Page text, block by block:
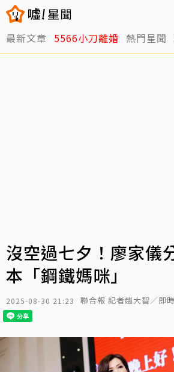
最新文章 5566小刀離婚 熱門星聞
沒空過七夕！廖家儀
本「鋼鐵媽咪」
2025-08-30 21:23 聯合報 記者趙大智／即